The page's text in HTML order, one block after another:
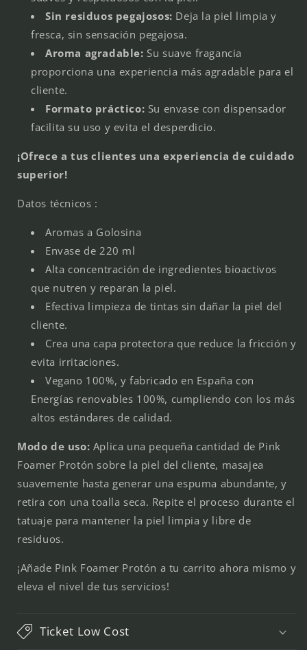
Sin residuos pegajosos: Deja la piel limpia y
fresca, sin sensación pegajosa.
Aroma agradable: Su suave fragancia
proporciona una experiencia más agradable para el
cliente.
Formato práctico: Su envase con dispensador
facilita su uso y evita el desperdicio.
¡Ofrece a tus clientes una experiencia de cuidado
superior!
Datos técnicos :
Aromas a Golosina
Envase de 220 ml
Alta concentración de ingredientes bioactivos
que nutren y reparan la piel.
Efectiva limpieza de tintas sin dañar la piel del
cliente.
Crea una capa protectora que reduce la fricción y
evita irritaciones.
Vegano 100%, y fabricado en España con
Energías renovables 100%, cumpliendo con los más
altos estándares de calidad.
Modo de uso: Aplica una pequeña cantidad de Pink
Foamer Protón sobre la piel del cliente, masajea
suavemente hasta generar una espuma abundante, y
retira con una toalla seca. Repite el proceso durante el
tatuaje para mantener la piel limpia y libre de
residuos.
¡Añade Pink Foamer Protón a tu carrito ahora mismo y
eleva el nivel de tus servicios!
Ticket Low Cost